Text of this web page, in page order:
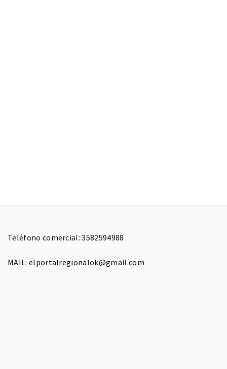
Teléfono comercial: 3582594988
MAIL: elportalregionalok@gmail.com